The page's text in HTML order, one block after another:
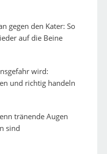
gegen den Kater: So
auf die Beine
wird:
und richtig handeln
tränende Augen
sind